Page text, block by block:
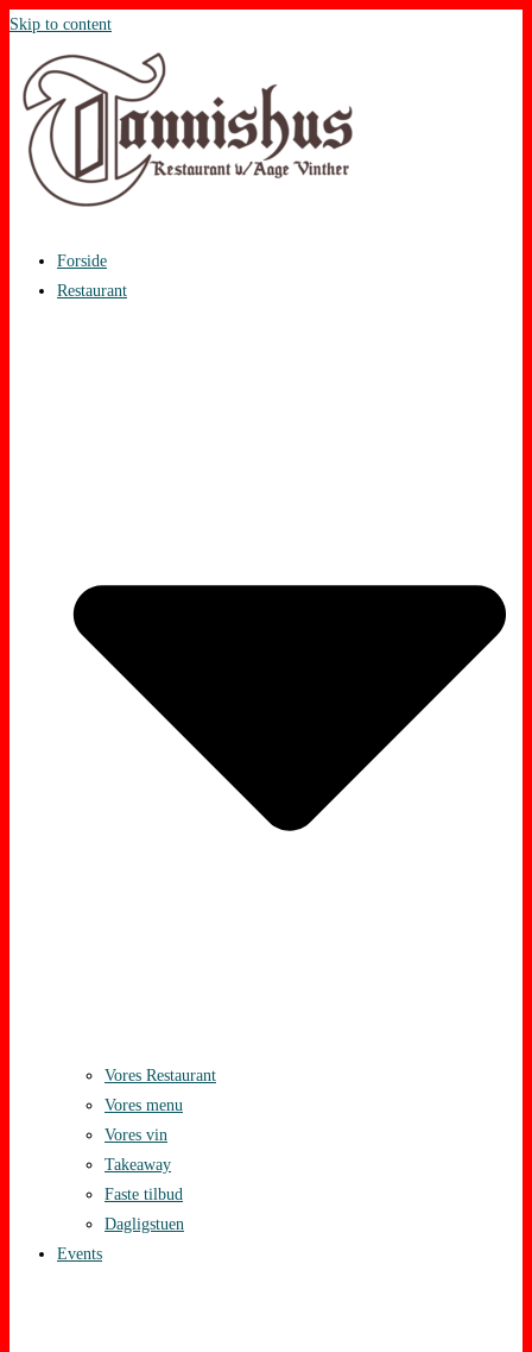
Skip to content
Forside
Restaurant
Vores Restaurant
Vores menu
Vores vin
Takeaway
Faste tilbud
Dagligstuen
Events